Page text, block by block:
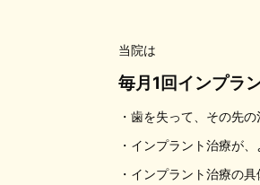
当院は
毎月1回インプラ
・歯を失って、その先
・インプラント治療が
・インプラント治療の